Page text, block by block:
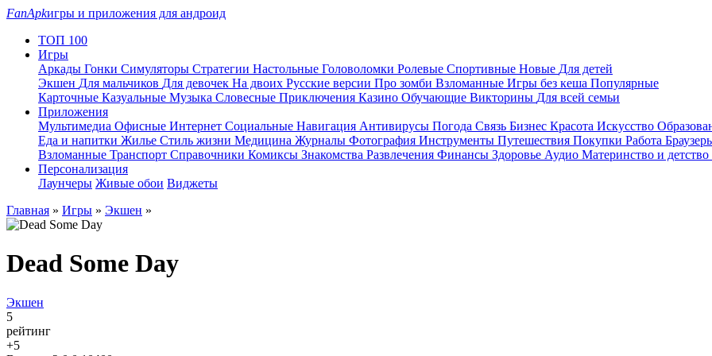
FanApkигры и приложения для андроид
ТОП 100
Игры
Аркады Гонки Симуляторы Стратегии Настольные Головоломки Ролевые Спортивные Новые Для детей
Экшен Для мальчиков Для девочек На двоих Русские версии Про зомби Взломанные Игры без кеша Популярные
Карточные Казуальные Музыка Словесные Приключения Казино Обучающие Викторины Для всей семьи
Приложения
Мультимедиа Офисные Интернет Социальные Навигация Антивирусы Погода Связь Бизнес Красота Искусство
Еда и напитки Жилье Стиль жизни Медицина Журналы Фотография Инструменты Путешествия Покупки Работа
Взломанные Транспорт Справочники Комиксы Знакомства Развлечения Финансы Здоровье Аудио Материнство и детство
Персонализация
Лаунчеры Живые обои Виджеты
Главная » Игры » Экшен »
Dead Some Day
Экшен
5
рейтинг
+5